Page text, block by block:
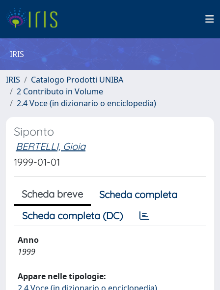
IRIS
IRIS
Catalogo Prodotti UNIBA
2 Contributo in Volume
2.4 Voce (in dizionario o enciclopedia)
Siponto
BERTELLI, Gioia
1999-01-01
Scheda breve
Scheda completa
Scheda completa (DC)
Anno
1999
Appare nelle tipologie: